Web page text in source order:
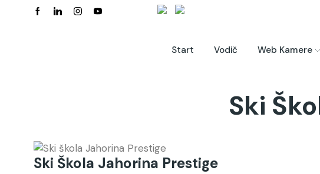
Start Vodič Web Kamere
Ski
Ski Škola Jahorina Prestige